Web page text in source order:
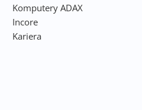
Komputery ADAX
Incore
Kariera